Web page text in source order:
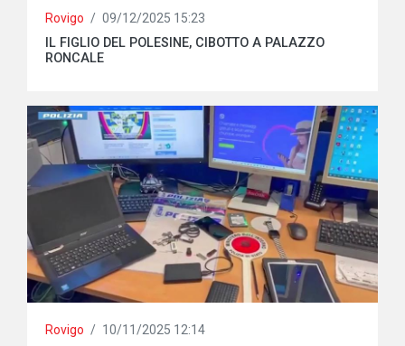
Rovigo / 09/12/2025 15:23
IL FIGLIO DEL POLESINE, CIBOTTO A PALAZZO
RONCALE
Rovigo / 10/11/2025 12:14